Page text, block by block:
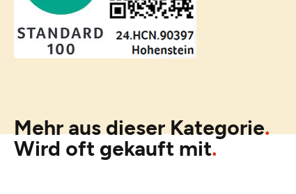
Mehr aus dieser Kategorie
Wird oft gekauft mit